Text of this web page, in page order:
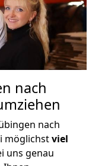
nach
nach
möglichstviel
uns genau